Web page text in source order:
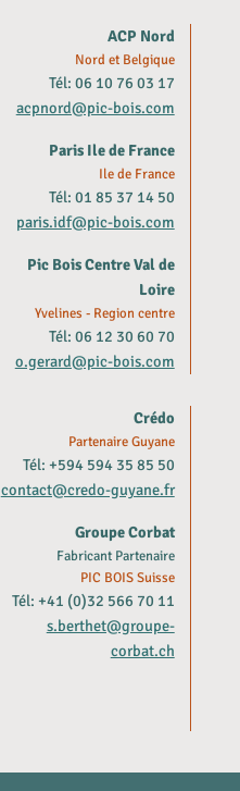
ACP Nord
Nord et Belgique
Tél: 06 10 76 03 17
acpnord@pic-bois.com
Paris Ile de France
Ile de France
Tél: 01 85 37 14 50
paris.idf@pic-bois.com
Pic Bois Centre Val de
Loire
Yvelines - Region centre
Tél: 06 12 30 60 70
o.gerard@pic-bois.com
Crédo
Partenaire Guyane
Tél: +594 594 35 85 50
contact@credo-guyane.fr
Groupe Corbat
Fabricant Partenaire
PIC BOIS Suisse
Tél: +41 (0)32 566 70 11
s.berthet@groupe-
corbat.ch